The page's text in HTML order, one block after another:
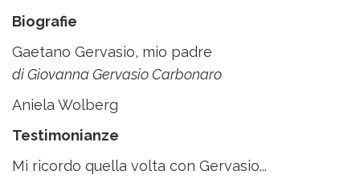
Biografie
Gaetano Gervasio, mio padre
di Giovanna Gervasio Carbonaro
Aniela Wolberg
Testimonianze
Mi ricordo quella volta con Gervasio...